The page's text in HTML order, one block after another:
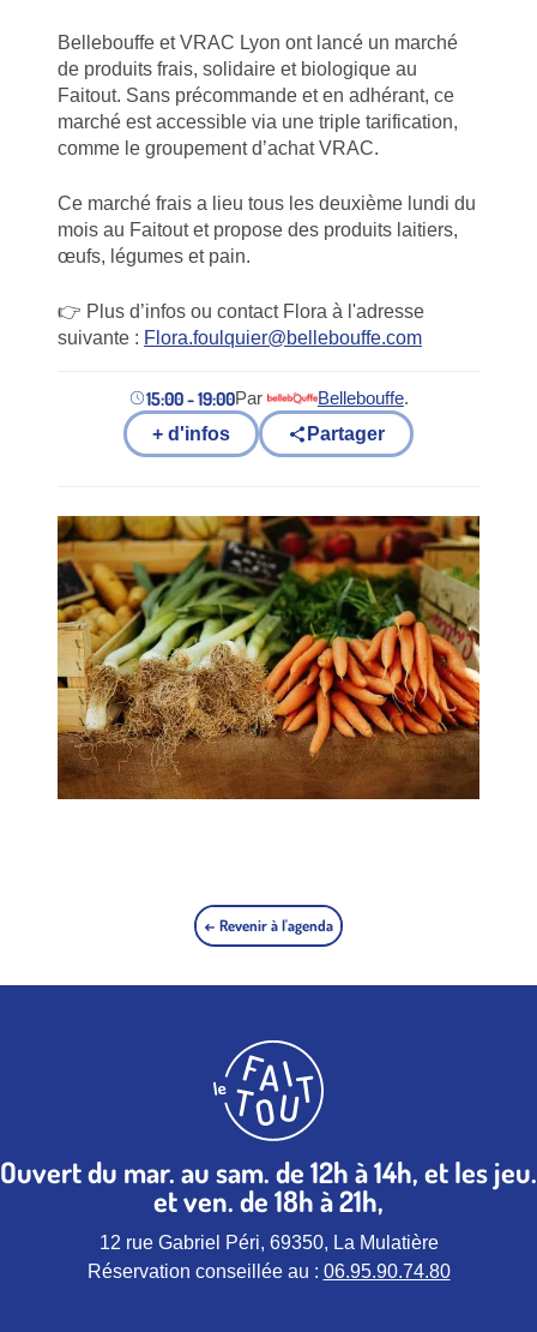
Bellebouffe et VRAC Lyon ont lancé un marché
de produits frais, solidaire et biologique au
Faitout. Sans précommande et en adhérant, ce
marché est accessible via une triple tarification,
comme le groupement d’achat VRAC.
Ce marché frais a lieu tous les deuxième lundi du
mois au Faitout et propose des produits laitiers,
œufs, légumes et pain.
👉 Plus d’infos ou contact Flora à l'adresse
suivante : Flora.foulquier@bellebouffe.com
15:00 - 19:00Par Bellebouffe
(nouvel onglet)
.
+ d'infos
Partager
← Revenir à l'agenda
Ouvert du mar. au sam. de 12h à 14h, et les jeu.
et ven. de 18h à 21h,
12 rue Gabriel Péri, 69350, La Mulatière
Réservation conseillée au : 06.95.90.74.80